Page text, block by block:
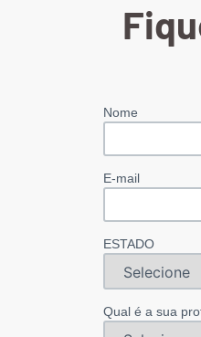
Nome
E-mail
ESTADO
Qual é a sua